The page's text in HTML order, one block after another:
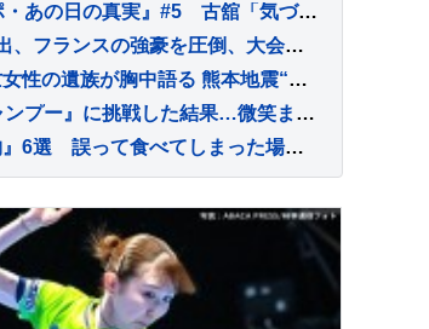
古舘佑太郎×山下幸輝×平子祐希 『ルポ・あの日の真実』#5 古舘「気づけば熱く語っていました」
張本智和がストレート勝ちでベスト4進出、フランスの強豪を圧倒、大会連覇まであと2つ【WTTチャンピオンズ横浜】
「ガソリン届けようと…」車中泊で死亡女性の遺族が胸中語る 熊本地震“見えづらい避難者”どう支えるか “要配慮者”避難の現状 子どもの心ケアする医師も【報道特集】
家に来て15日目の子猫→『初めてのシャンプー』に挑戦した結果…微笑ましい光景に「めちゃめちゃいい子」「かわいー」と癒される人が続出
犬に絶対与えてはいけない『夏の食べ物』6選 誤って食べてしまった場合の危険な症状まで